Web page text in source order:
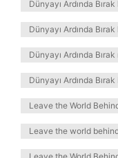
Dünyayı Ardında
Dünyayı Ardında
Dünyayı Ardında
Dünyayı Ardında
Leave the World
Leave the world